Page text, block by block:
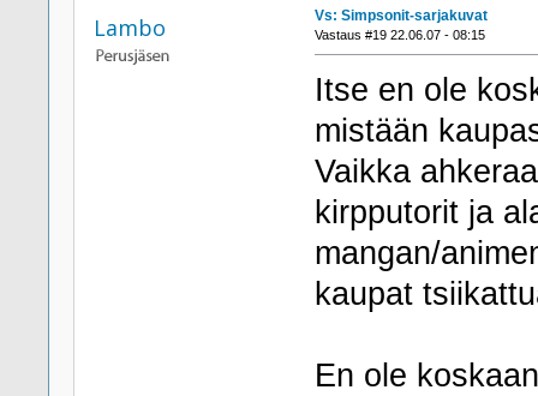
Lambo Vs: Simpsonit-sarjakuvat
Vastaus #19 22.06.07 - 08:15
Itse en ole
mistään
Vaikka
kirpputorit ja
mangan/
kaupat
En ole